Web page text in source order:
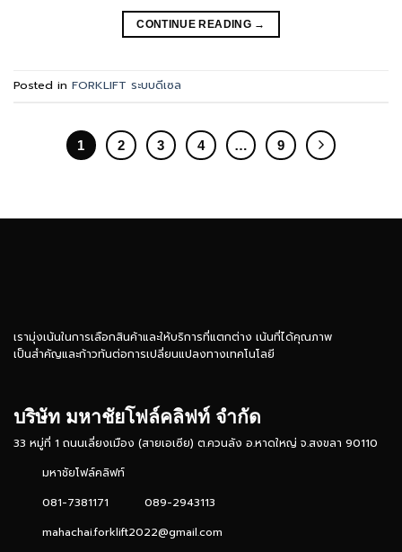
CONTINUE READING →
Posted in FORKLIFT ระบบดีเซล
1 2 3 4 … 9
เรามุ่งเน้นในการเลือกสินค้าและให้บริการที่แตกต่าง เน้นที่ได้คุณภาพ
เป็นสำคัญและก้าวทันต่อการเปลี่ยนแปลงทางเทคโนโลยี
บริษัท มหาชัยโฟล์คลิฟท์ จำกัด
33 หมู่ที่ 1 ถนนเลี่ยงเมือง (สายเอเซีย) ต.ควนลัง อ.หาดใหญ่ จ.สงขลา 90110
มหาชัยโฟล์คลิฟท์
081-7381171
089-2943113
mahachai.forklift2022@gmail.com